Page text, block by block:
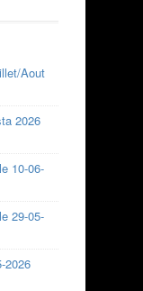
Aout
2026
10-06-
29-05-
2026